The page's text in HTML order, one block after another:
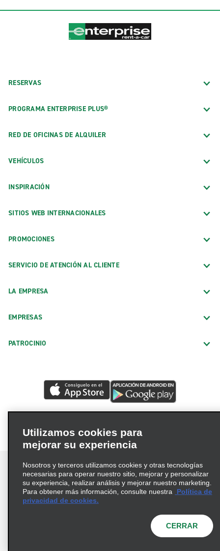
RESERVAS
PROGRAMA ENTERPRISE PLUS®
RED DE OFICINAS DE ALQUILER
VEHÍCULOS
INSPIRACIÓN
SITIOS WEB INTERNACIONALES
PROMOCIONES
SERVICIO DE ATENCIÓN AL CLIENTE
LA EMPRESA
EMPRESAS
PATROCINIO
Términos de uso
Política de privacidad
© 2026 Enterprise Holdings, Inc. Todos los derechos
Utilizamos cookies para
mejorar su experiencia
Nosotros y terceros utilizamos cookies y otras tecnologías
necesarias para operar nuestro sitio, mejorar y personalizar
su experiencia, realizar análisis y mejorar nuestro marketing.
Para obtener más información, consulte nuestra
Política de
privacidad de cookies.
CERRAR